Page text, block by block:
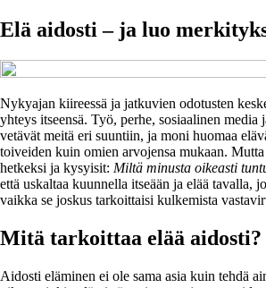
Elä aidosti – ja luo
Nykyajan kiireessä ja jatkuvien odotusten
yhteys itseensä. Työ, perhe, sosiaalinen
vetävät meitä eri suuntiin, ja moni huomaa
toiveiden kuin omien arvojensa mukaan.
hetkeksi ja kysyisit: Miltä minusta oikeasti
että uskaltaa kuunnella itseään ja elää tavalla,
vaikka se joskus tarkoittaisi kulkemista
Mitä tarkoittaa elää aidosti?
Aidosti eläminen ei ole sama asia kuin tehdä